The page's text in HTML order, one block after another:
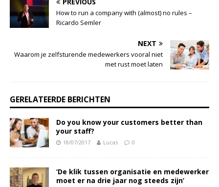
How to run a company with (almost) no rules –
Ricardo Semler
NEXT
Waarom je zelfsturende medewerkers vooral niet
met rust moet laten
GERELATEERDE BERICHTEN
Do you know your customers better than
your staff?
18/07/2017 Lucas 0
‘De klik tussen organisatie en medewerker
moet er na drie jaar nog steeds zijn’